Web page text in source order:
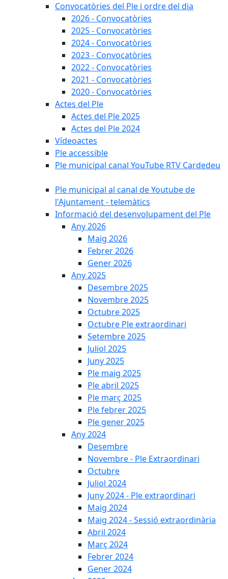
Convocatòries del Ple i ordre del dia
2026 - Convocatòries
2025 - Convocatòries
2024 - Convocatòries
2023 - Convocatòries
2022 - Convocatòries
2021 - Convocatòries
2020 - Convocatòries
Actes del Ple
Actes del Ple 2025
Actes del Ple 2024
Vídeoactes
Ple accessible
Ple municipal canal YouTube RTV Cardedeu
Ple municipal al canal de Youtube de
l'Ajuntament - telemàtics
Informació del desenvolupament del Ple
Any 2026
Maig 2026
Febrer 2026
Gener 2026
Any 2025
Desembre 2025
Novembre 2025
Octubre 2025
Octubre Ple extraordinari
Setembre 2025
Juliol 2025
Juny 2025
Ple maig 2025
Ple abril 2025
Ple març 2025
Ple febrer 2025
Ple gener 2025
Any 2024
Desembre
Novembre - Ple Extraordinari
Octubre
Juliol 2024
Juny 2024 - Ple extraordinari
Maig 2024
Maig 2024 - Sessió extraordinària
Abril 2024
Març 2024
Febrer 2024
Gener 2024